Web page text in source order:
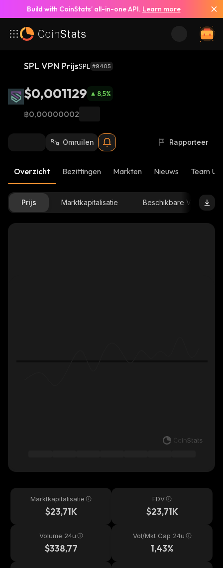
Build with CoinStats’ all-in-one API. Learn more
SPL VPN PrijsSPL #9405
$0,001129 8,5%
฿0,00000002
Omruilen Rapporteer
Overzicht Bezittingen Markten Nieuws Team
Prijs Marktkapitalisatie Beschikbare Voorraad
Marktkapitalisatie
$23,71K
FDV
$23,71K
Volume 24u
$338,77
Vol/Mkt Cap 24u
1,43%